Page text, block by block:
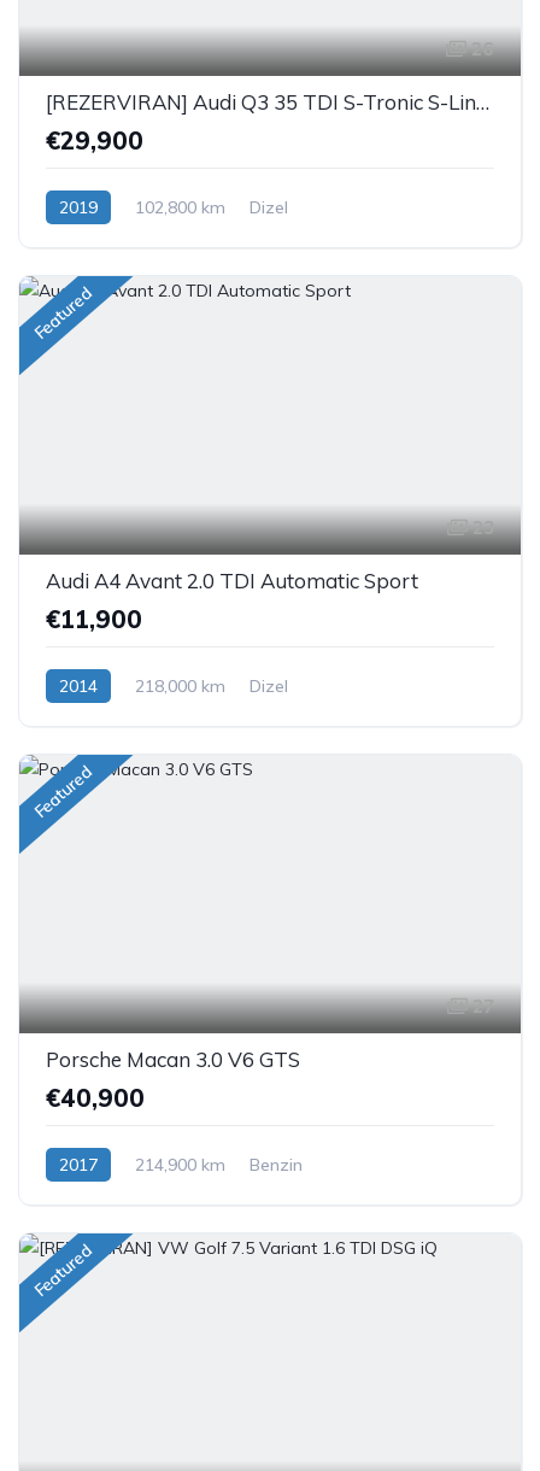
26
[REZERVIRAN] Audi Q3 35 TDI S-Tronic S-Line Black
€29,900
2019 102,800 km Dizel
Featured
23
Audi A4 Avant 2.0 TDI Automatic Sport
€11,900
2014 218,000 km Dizel
Featured
27
Porsche Macan 3.0 V6 GTS
€40,900
2017 214,900 km Benzin
Featured